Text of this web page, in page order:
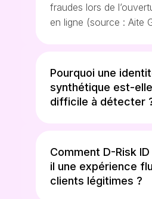
fraudes lors de
en ligne (source : Aite
Pourquoi une
synthétique est-
difficile à détecter
Comment D-Risk
il une expérience
clients légitimes ?